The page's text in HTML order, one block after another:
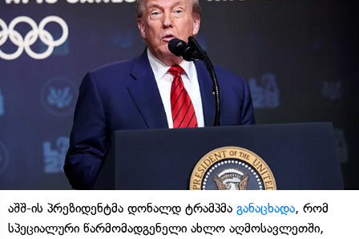
აშშ-ის პრეზიდენტმა დონალდ ტრამპმა განაცხადა, რომ
სპეციალური წარმომადგენელი ახლო აღმოსავლეთში,